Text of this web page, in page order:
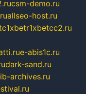
csm-demo.ru
allseo-host.ru
e-abis1c.ru
dark-sand.ru
archives.ru